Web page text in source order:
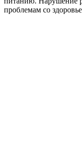
проблемам со